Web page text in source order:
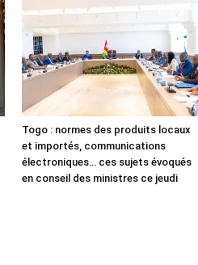
Togo : normes des produits locaux
et importés, communications
électroniques… ces sujets évoqués
en conseil des ministres ce jeudi